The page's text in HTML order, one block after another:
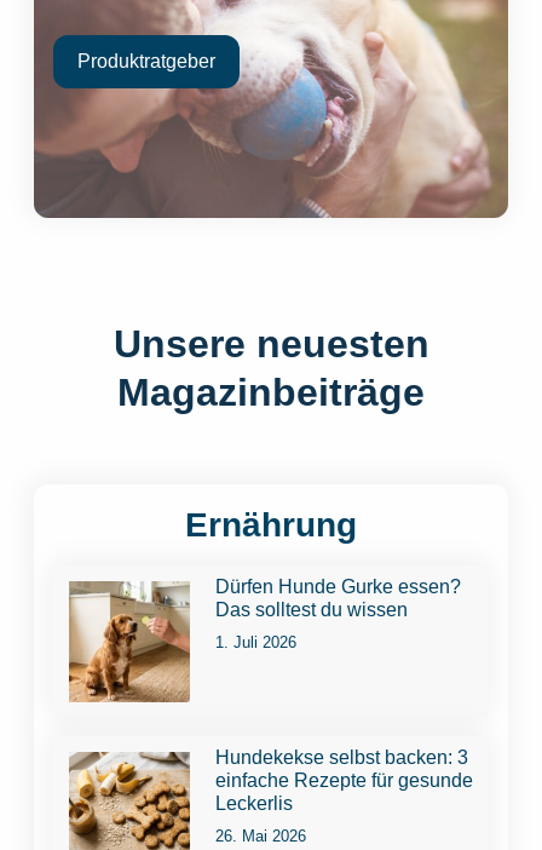
Produktratgeber
Unsere neuesten
Magazinbeiträge
Ernährung
Dürfen Hunde Gurke essen?
Das solltest du wissen
1. Juli 2026
Hundekekse selbst backen: 3
einfache Rezepte für gesunde
Leckerlis
26. Mai 2026